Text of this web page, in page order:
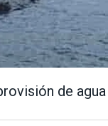
de